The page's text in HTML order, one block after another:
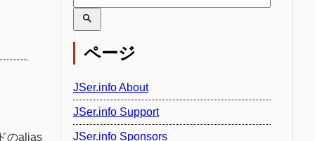
のalias
ページ
JSer.info About
JSer.info Support
JSer.info Sponsors